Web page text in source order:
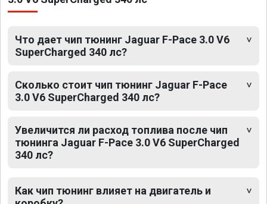
Что дает чип тюнинг Jaguar F-Pace 3.0 V6
SuperCharged 340 лс?
Сколько стоит чип тюнинг Jaguar F-Pace
3.0 V6 SuperCharged 340 лс?
Увеличится ли расход топлива после чип
тюнинга Jaguar F-Pace 3.0 V6 SuperCharged
340 лс?
Как чип тюнинг влияет на двигатель и